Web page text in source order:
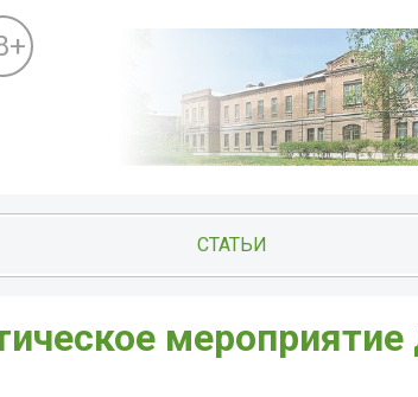
СТАТЬИ
мероприятие